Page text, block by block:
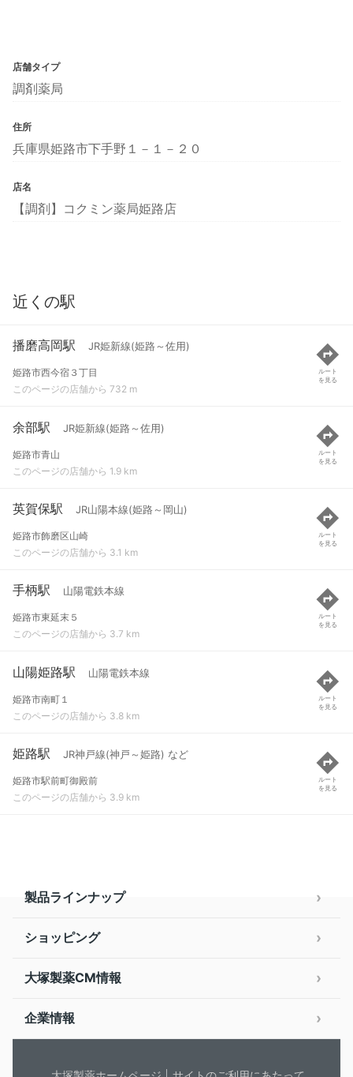
店舗タイプ
調剤薬局
住所
兵庫県姫路市下手野１－１－２０
店名
【調剤】コクミン薬局姫路店
近くの駅
播磨高岡駅 JR姫新線(姫路～佐用)
姫路市西今宿３丁目
このページの店舗から 732 m
ルート
を見る
余部駅 JR姫新線(姫路～佐用)
姫路市青山
このページの店舗から 1.9 km
ルート
を見る
英賀保駅 JR山陽本線(姫路～岡山)
姫路市飾磨区山崎
このページの店舗から 3.1 km
ルート
を見る
手柄駅 山陽電鉄本線
姫路市東延末５
このページの店舗から 3.7 km
ルート
を見る
山陽姫路駅 山陽電鉄本線
姫路市南町１
このページの店舗から 3.8 km
ルート
を見る
姫路駅 JR神戸線(神戸～姫路) など
姫路市駅前町御殿前
このページの店舗から 3.9 km
ルート
を見る
製品ラインナップ
ショッピング
大塚製薬CM情報
企業情報